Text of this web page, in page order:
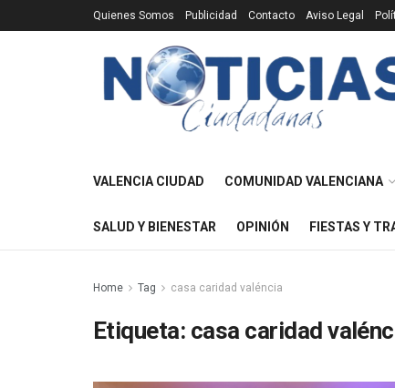
Quienes Somos Publicidad Contacto Aviso Legal
VALENCIA CIUDAD COMUNIDAD VALENCIANA
SALUD Y BIENESTAR OPINIÓN FIESTAS Y
Home Tag casa caridad valéncia
Etiqueta: casa caridad